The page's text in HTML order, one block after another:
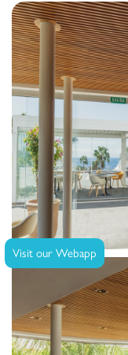
Visit our Webapp